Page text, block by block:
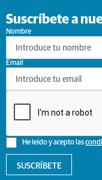
Suscríbete a
Nombre
He leído y acepto las
Email
SUSCRÍBETE